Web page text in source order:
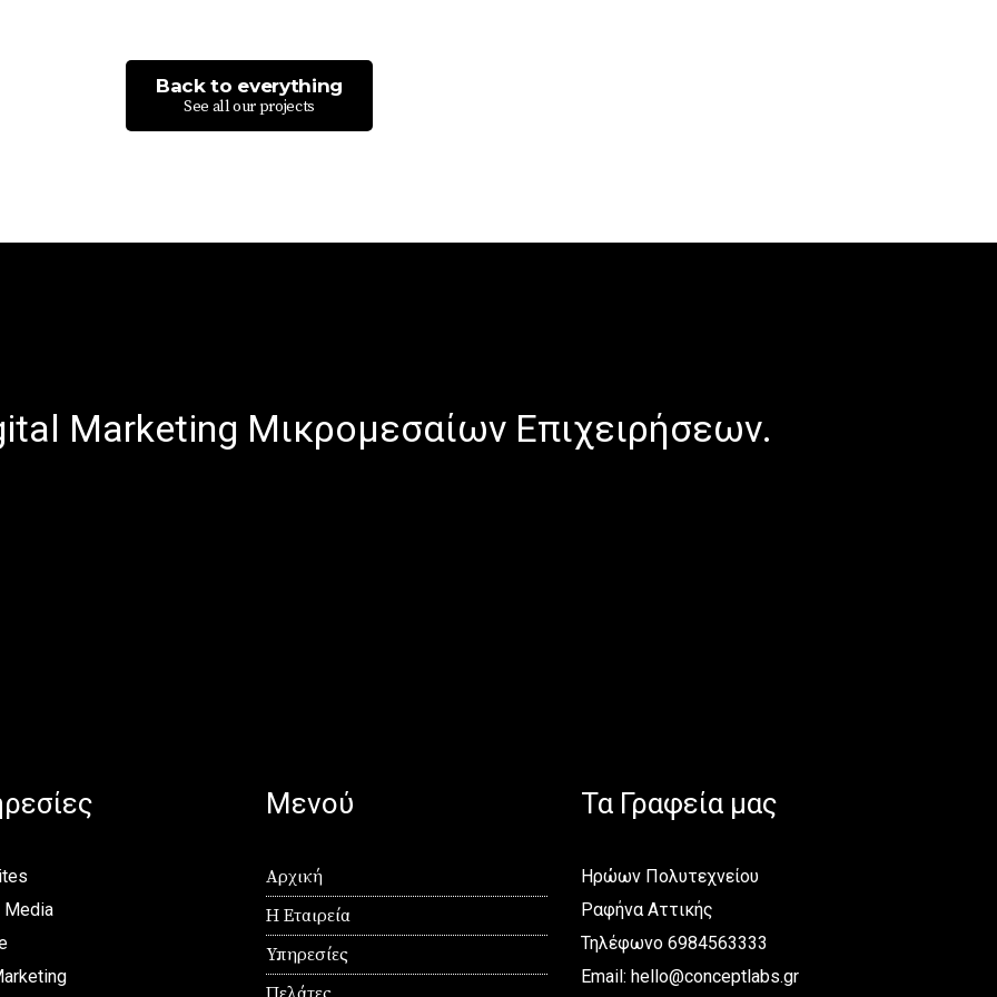
Back to everything
See all our projects
Marketing Μικρομεσαίων Επιχειρήσεων.
Media
Μενού
Αρχική
Η Εταιρεία
Υπηρεσίες
Τα Γραφεία μας
Ηρώων Πολυτεχνείου
Ραφήνα Αττικής
Τηλέφωνο 6984563333
Email: hello@conceptlabs.gr